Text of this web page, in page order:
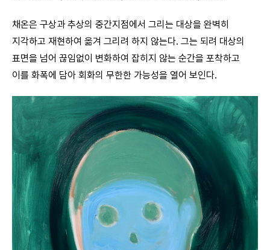
채온은 구상과 추상의 중간지점에서 그리는 대상을 완벽히
지각하고 재현하여 옮겨 그리려 하지 않는다. 그는 되려 대상의
표면을 넘어 끊임없이 변화하여 잡히지 않는 순간을 포착하고
이를 화폭에 담아 회화의 무한한 가능성을 열어 보인다.